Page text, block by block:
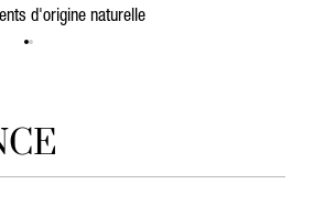
d'origine naturelle